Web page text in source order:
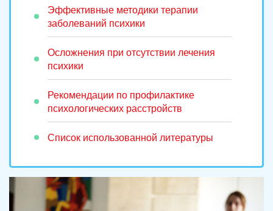
Эффективные методики терапии
заболеваний психики
Осложнения при отсутствии лечения
психики
Рекомендации по профилактике
психологических расстройств
Список использованной литературы